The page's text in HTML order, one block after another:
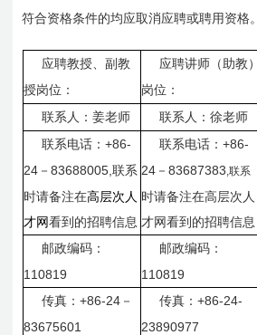
符合资格条件的均应取消应聘或聘用资格。
应聘教授、副教
授岗位：
应聘讲师（助教）
岗位：
联系人：姜老师 联系人：徐老师
联系电话： +86-
24－ 83688005,联系
时请备注在高层次人
才网看到的招聘信息
联系电话： +86-
24－ 83687383 ,联系
时请备注在高层次人
才网看到的招聘信息
邮政编码：
110819
邮政编码：
110819
传真： +86-24－
83675601
传真： +86-24-
23890977